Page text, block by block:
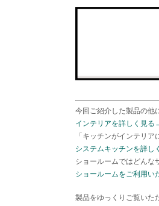
今回ご紹介した製品の他
インテリアを詳しく見
「キッチンがインテリ
システムキッチンを詳
ショールームではどんな
ショールームをご利用
製品をゆっくりご覧いた